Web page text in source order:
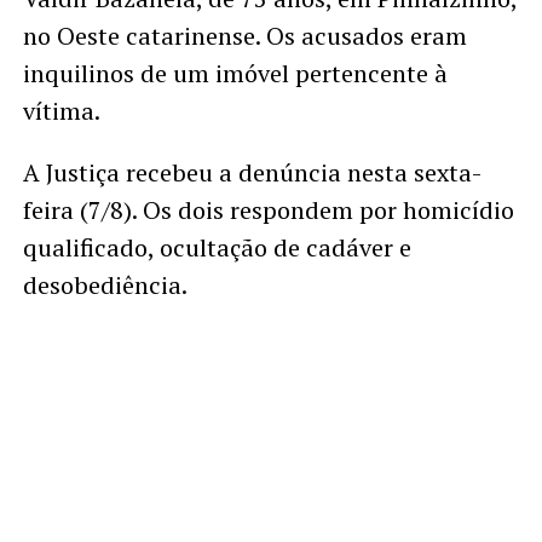
no Oeste catarinense. Os acusados eram
inquilinos de um imóvel pertencente à
vítima.
A Justiça recebeu a denúncia nesta sexta-
feira (7/8). Os dois respondem por homicídio
qualificado, ocultação de cadáver e
desobediência.